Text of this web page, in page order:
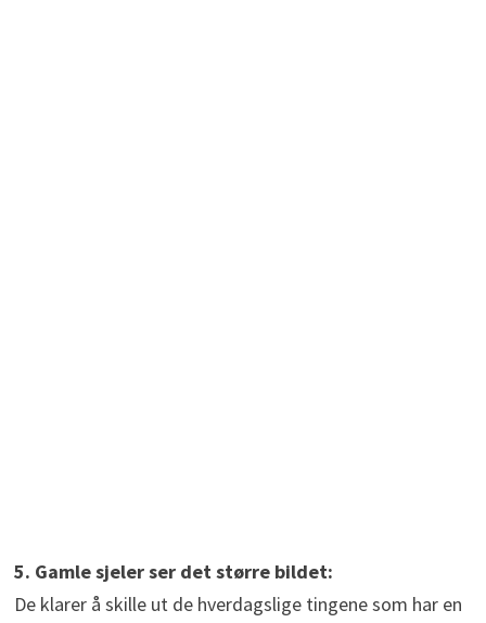
5. Gamle sjeler ser det større bildet:
De klarer å skille ut de hverdagslige tingene som har en